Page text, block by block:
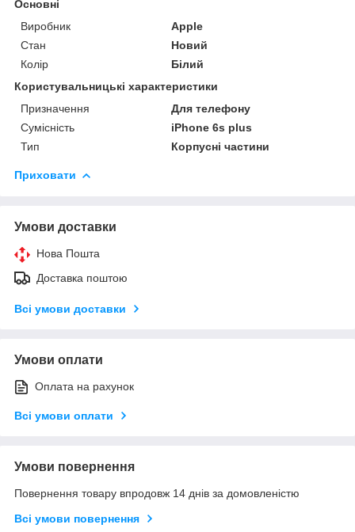
Основні
Виробник
Apple
Стан
Новий
Колір
Білий
Користувальницькі характеристики
Призначення
Для телефону
Сумісність
iPhone 6s plus
Тип
Корпусні частини
Приховати
Умови доставки
Нова Пошта
Доставка поштою
Всі умови доставки
Умови оплати
Оплата на рахунок
Всі умови оплати
Умови повернення
Повернення товару впродовж 14 днів за домовленістю
Всі умови повернення